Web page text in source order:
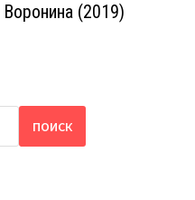
(2019)
ПОИСК